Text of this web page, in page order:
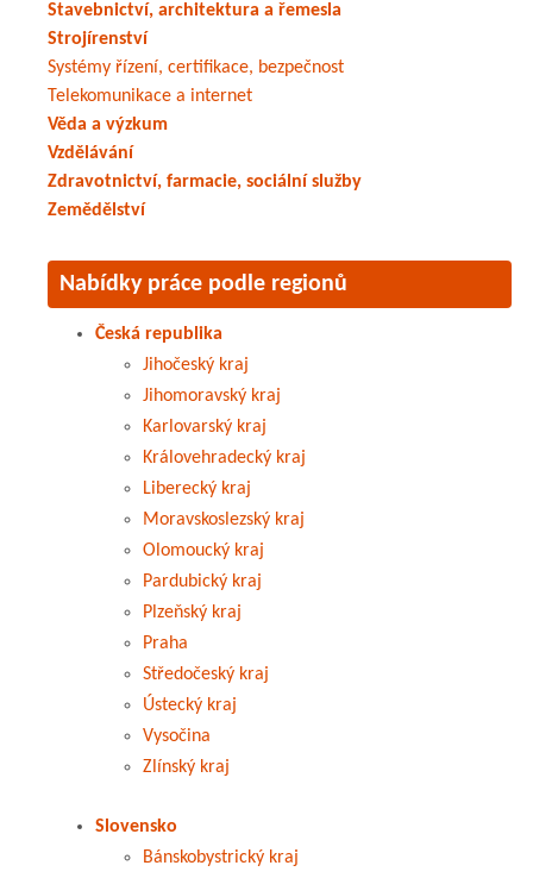
Stavebnictví, architektura a řemesla
Strojírenství
Systémy řízení, certifikace, bezpečnost
Telekomunikace a internet
Věda a výzkum
Vzdělávání
Zdravotnictví, farmacie, sociální služby
Zemědělství
Nabídky práce podle regionů
Česká republika
Jihočeský kraj
Jihomoravský kraj
Karlovarský kraj
Královehradecký kraj
Liberecký kraj
Moravskoslezský kraj
Olomoucký kraj
Pardubický kraj
Plzeňský kraj
Praha
Středočeský kraj
Ústecký kraj
Vysočina
Zlínský kraj
Slovensko
Bánskobystrický kraj